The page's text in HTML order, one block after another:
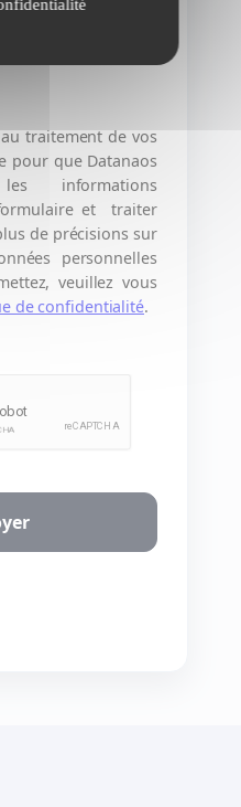
informations
traitement de vos
pour que Datanaos
informations
et traiter
de précisions sur
personnelles
veuillez vous
de confidentialité.